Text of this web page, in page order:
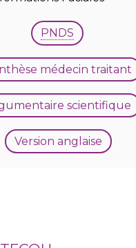
PNDS
médecin traitant
scientifique
Version anglaise